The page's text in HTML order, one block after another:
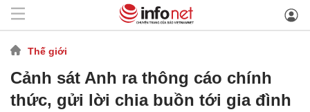
Thế giới
Cảnh sát Anh ra thông cáo chính
thức, gửi lời chia buồn tới gia đình